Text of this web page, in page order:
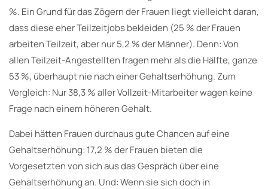
%. Ein Grund für das Zögern der Frauen liegt vielleicht daran,
dass diese eher Teilzeitjobs bekleiden (25 % der Frauen
arbeiten Teilzeit, aber nur 5,2 % der Männer). Denn: Von
allen Teilzeit-Angestellten fragen mehr als die Hälfte, ganze
53 %, überhaupt nie nach einer Gehaltserhöhung. Zum
Vergleich: Nur 38,3 % aller Vollzeit-Mitarbeiter wagen keine
Frage nach einem höheren Gehalt.
Dabei hätten Frauen durchaus gute Chancen auf eine
Gehaltserhöhung: 17,2 % der Frauen bieten die
Vorgesetzten von sich aus das Gespräch über eine
Gehaltserhöhung an. Und: Wenn sie sich doch in